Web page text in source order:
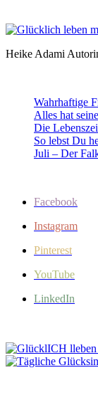
Heike Adami
Wahrhaftige
Alles hat
Die
So lebst Du
Juli – Der
Facebook
Instagram
Pinterest
YouTube
LinkedIn